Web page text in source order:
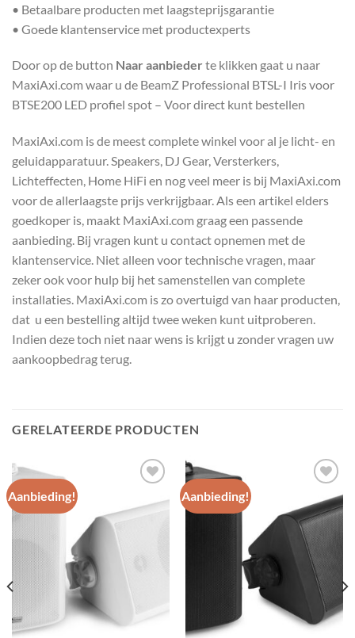
• Betaalbare producten met laagsteprijsgarantie
• Goede klantenservice met productexperts
Door op de button Naar aanbieder te klikken gaat u naar
MaxiAxi.com waar u de BeamZ Professional BTSL-I Iris voor
BTSE200 LED profiel spot – Voor direct kunt bestellen
MaxiAxi.com is de meest complete winkel voor al je licht- en
geluidapparatuur. Speakers, DJ Gear, Versterkers,
Lichteffecten, Home HiFi en nog veel meer is bij MaxiAxi.com
voor de allerlaagste prijs verkrijgbaar. Als een artikel elders
goedkoper is, maakt MaxiAxi.com graag een passende
aanbieding. Bij vragen kunt u contact opnemen met de
klantenservice. Niet alleen voor technische vragen, maar
zeker ook voor hulp bij het samenstellen van complete
installaties. MaxiAxi.com is zo overtuigd van haar producten,
dat u een bestelling altijd twee weken kunt uitproberen.
Indien deze toch niet naar wens is krijgt u zonder vragen uw
aankoopbedrag terug.
GERELATEERDE PRODUCTEN
Aanbieding! Aanbieding!
Toevoegen
aan
wenslijst